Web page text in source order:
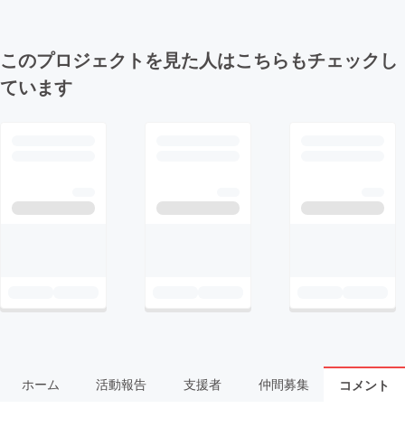
このプロジェクトを見た人はこちらもチェックし
ています
ホーム 活動報告 支援者 仲間募集 コメント